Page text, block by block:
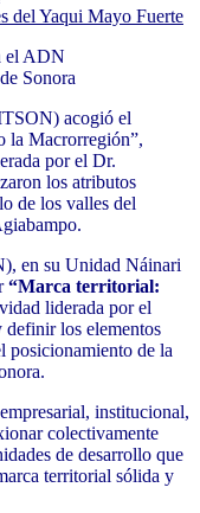
del Yaqui Mayo Fuerte
el ADN
Sonora
acogió el
la Macrorregión”,
por el Dr.
los atributos
de los valles del
en su Unidad Náinari
“Marca territorial:
liderada por el
definir los elementos
posicionamiento de la
institucional,
colectivamente
de desarrollo que
territorial sólida y